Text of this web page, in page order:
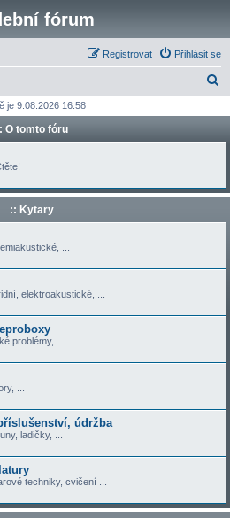
fórum
Přihlásit se
Registrovat
d
t
je 9.08.2026 16:58
O tomto fóru
:: Kytary
...
elektroakustické, ...
problémy, ...
...
údržba
ladičky, ...
techniky, cvičení ...